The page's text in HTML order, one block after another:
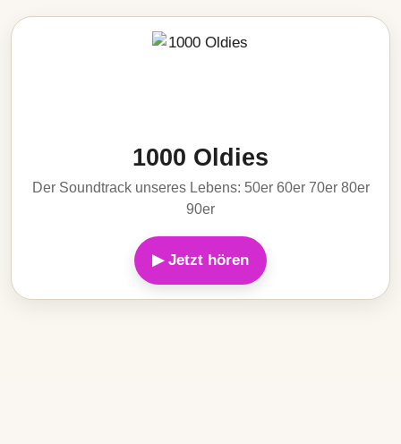
1000 Oldies
Der Soundtrack unseres Lebens: 50er 60er 70er 80er
90er
▶ Jetzt hören